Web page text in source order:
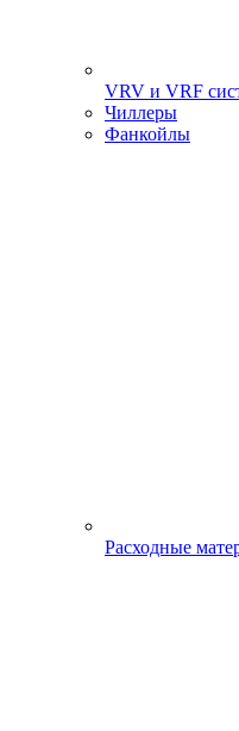
VRV и VRF
Чиллеры
Фанкойлы
Расходные